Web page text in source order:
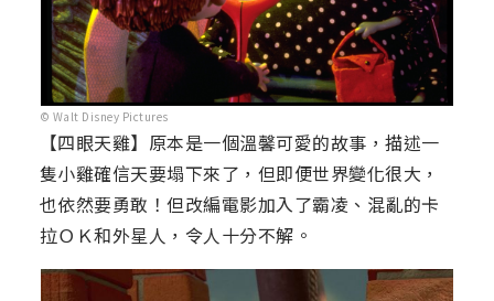
© Walt Disney Pictures
【四眼天雞】原本是一個溫馨可愛的故事，描述一
隻小雞確信天要塌下來了，但即便世界變化很大，
也依然要勇敢！但改編電影加入了霸凌、混亂的卡
拉ＯＫ和外星人，令人十分不解。